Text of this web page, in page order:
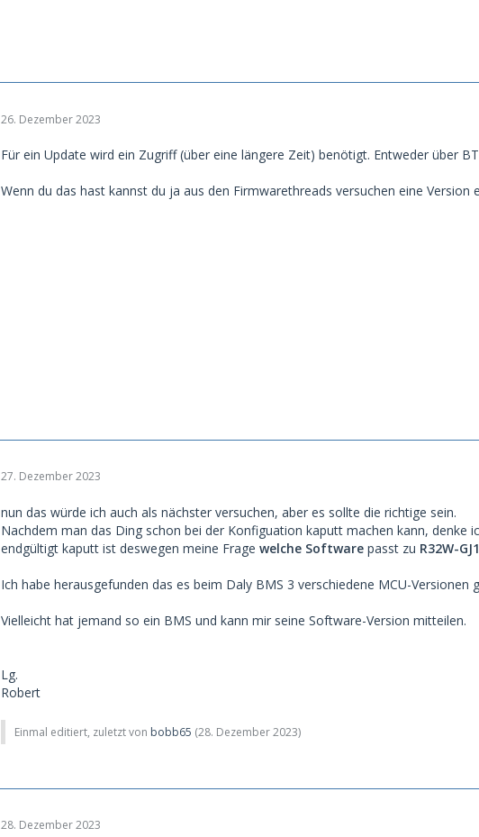
26. Dezember 2023
Für ein Update wird ein Zugriff (über eine längere Zeit) benötigt. Entweder über
Wenn du das hast kannst du ja aus den Firmwarethreads versuchen eine
27. Dezember 2023
nun das würde ich auch als nächster versuchen, aber es sollte die richtige sein.
Nachdem man das Ding schon bei der Konfiguation kaputt machen kann, denke
endgültigt kaputt ist deswegen meine Frage welche Software passt zu R32W-
Ich habe herausgefunden das es beim Daly BMS 3 verschiedene MCU-Versionen
Vielleicht hat jemand so ein BMS und kann mir seine Software-Version mitteilen.
Lg.
Robert
Einmal editiert, zuletzt von bobb65 (28. Dezember 2023)
28. Dezember 2023